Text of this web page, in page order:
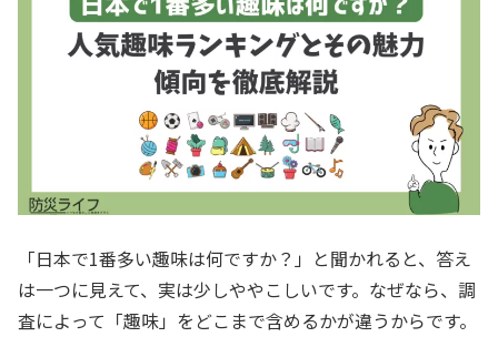
「日本で1番多い趣味は何ですか？」と聞かれると、答え
は一つに見えて、実は少しややこしいです。なぜなら、調
査によって「趣味」をどこまで含めるかが違うからです。